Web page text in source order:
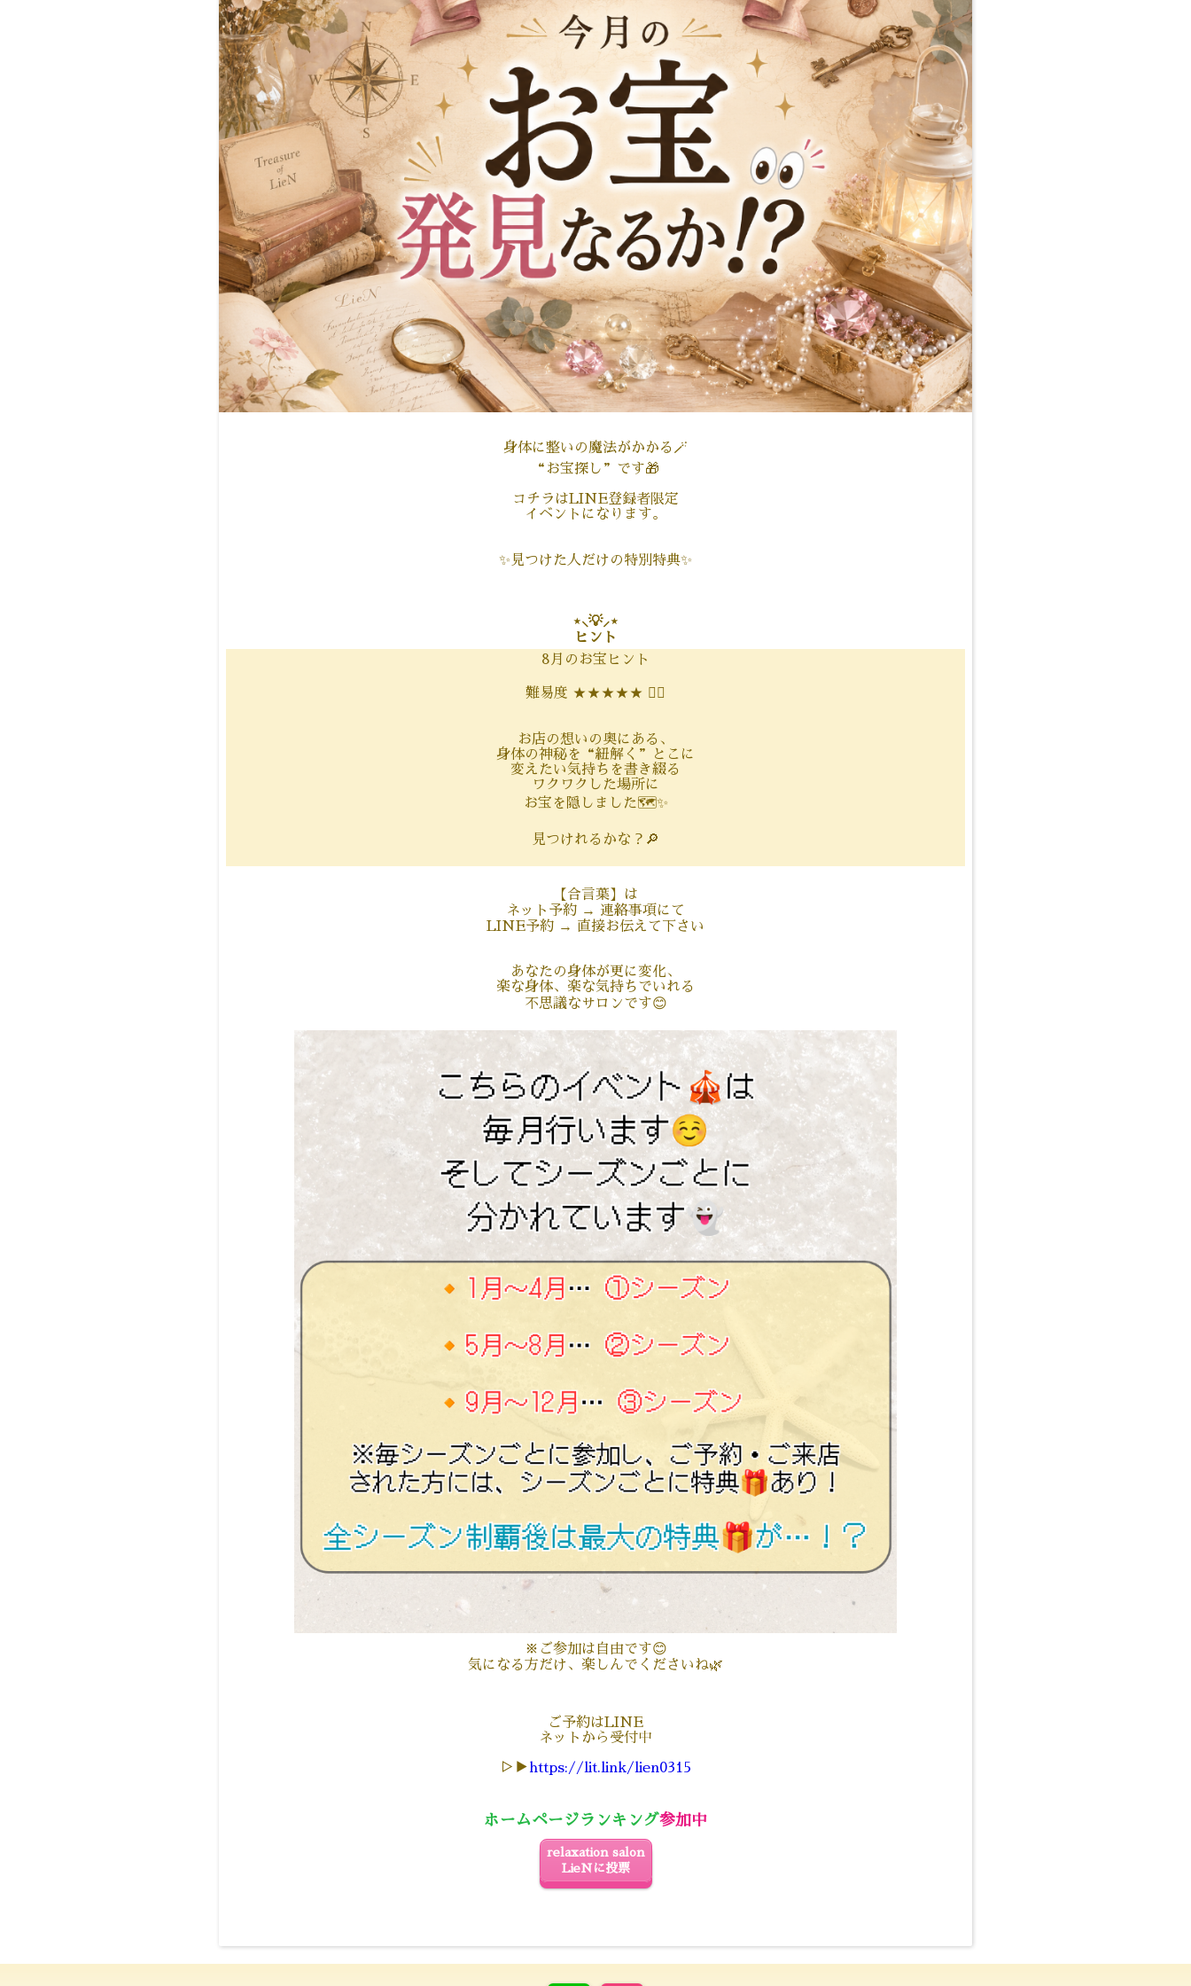
身体に整いの魔法がかかる🪄
“お宝探し”です🎁
コチラはLINE登録者限定
イベントになります。
✨見つけた人だけの特別特典✨
⋆⸜💡⸝⋆
ヒント
8月のお宝ヒント
難易度 ★★★★★ 🕵️‍♀️
お店の想いの奥にある、
身体の神秘を“紐解く”とこに
変えたい気持ちを書き綴る
ワクワクした場所に
お宝を隠しました🗺️✨
見つけれるかな？🔎
【合言葉】は
ネット予約 → 連絡事項にて
LINE予約 → 直接お伝えて下さい
あなたの身体が更に変化、
楽な身体、楽な気持ちでいれる
不思議なサロンです😊
※ご参加は自由です😊
気になる方だけ、楽しんでくださいね🌿
ご予約はLINE
ネットから受付中
▷▶https://lit.link/lien0315
ホームページランキング参加中
relaxation salon
LieNに投票